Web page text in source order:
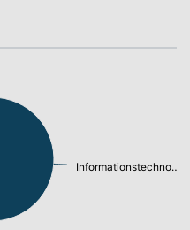
Informationstechnologie/ Telekommunikation: 51,43%